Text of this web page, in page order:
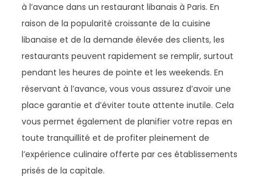
à l’avance dans un restaurant libanais à Paris. En
raison de la popularité croissante de la cuisine
libanaise et de la demande élevée des clients, les
restaurants peuvent rapidement se remplir, surtout
pendant les heures de pointe et les weekends. En
réservant à l’avance, vous vous assurez d’avoir une
place garantie et d’éviter toute attente inutile. Cela
vous permet également de planifier votre repas en
toute tranquillité et de profiter pleinement de
l’expérience culinaire offerte par ces établissements
prisés de la capitale.